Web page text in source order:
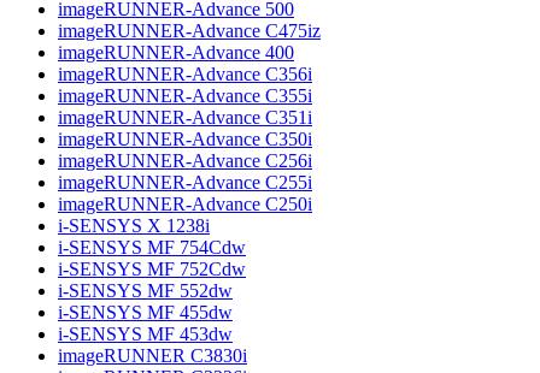
imageRUNNER-Advance 500
imageRUNNER-Advance C475iz
imageRUNNER-Advance 400
imageRUNNER-Advance C356i
imageRUNNER-Advance C355i
imageRUNNER-Advance C351i
imageRUNNER-Advance C350i
imageRUNNER-Advance C256i
imageRUNNER-Advance C255i
imageRUNNER-Advance C250i
i-SENSYS X 1238i
i-SENSYS MF 754Cdw
i-SENSYS MF 752Cdw
i-SENSYS MF 552dw
i-SENSYS MF 455dw
i-SENSYS MF 453dw
imageRUNNER C3830i